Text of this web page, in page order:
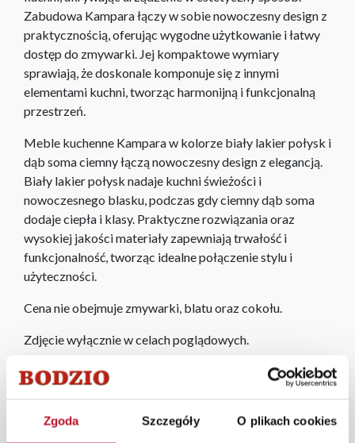
Zgoda Szczegóły O plikach cookies
Zabudowa Kampara łączy w sobie nowoczesny design z
praktycznością, oferując wygodne użytkowanie i łatwy
dostęp do zmywarki. Jej kompaktowe wymiary
sprawiają, że doskonale komponuje się z innymi
elementami kuchni, tworząc harmonijną i funkcjonalną
przestrzeń.
Meble kuchenne Kampara w kolorze biały lakier połysk i
dąb soma ciemny łączą nowoczesny design z elegancją.
Biały lakier połysk nadaje kuchni świeżości i
nowoczesnego blasku, podczas gdy ciemny dąb soma
dodaje ciepła i klasy. Praktyczne rozwiązania oraz
wysokiej jakości materiały zapewniają trwałość i
funkcjonalność, tworząc idealne połączenie stylu i
użyteczności.
Cena nie obejmuje zmywarki, blatu oraz cokołu.
Zdjęcie wyłącznie w celach poglądowych.
W każdym z salonów mebli Bodzio oferujemy pomoc w
aranżacji mebli, a nasi pracownicy z wykorzystaniem
przygotują kompleksową wizualizację Państwa